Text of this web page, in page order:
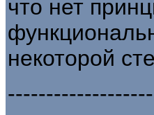
что нет
некоторой